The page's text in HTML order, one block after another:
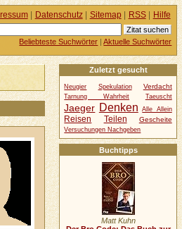
Zuletzt gesucht
Neugier Spekulation Verdacht
Tarnung Wahrheit Taeuscht
Jaeger Denken Alle Allein
Reisen Teilen Gescheite
Versuchungen Nachgeben
Buchtipps
Matt Kuhn
| Datenschutz| Sitemap| RSS| Hilfe
Beliebteste Suchwörter |Aktuelle Suchwörter